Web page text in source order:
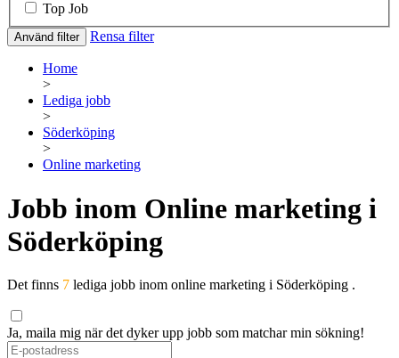
Top Job
Använd filter Rensa filter
Home
>
Lediga jobb
>
Söderköping
>
Online marketing
Jobb inom Online marketing i
Söderköping
Det finns 7 lediga jobb inom online marketing i Söderköping .
Ja, maila mig när det dyker upp jobb som matchar min sökning!